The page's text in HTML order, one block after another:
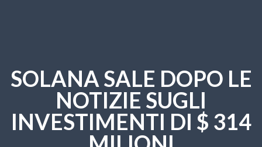
SOLANA SALE DOPO LE
NOTIZIE SUGLI
INVESTIMENTI DI $ 314